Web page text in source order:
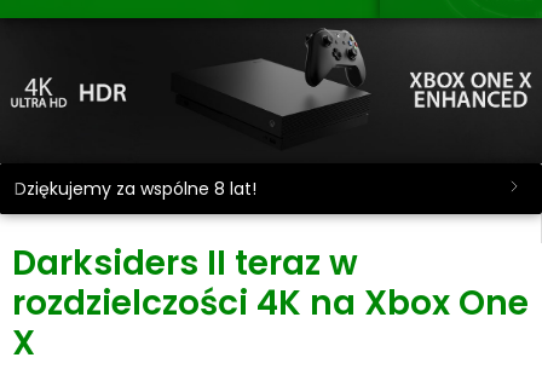
Dziękujemy za wspólne 8 lat!
Darksiders II teraz w
rozdzielczości 4K na Xbox One
X